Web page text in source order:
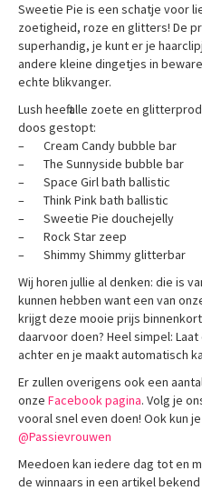
Sweetie Pie is een schatje voor
zoetigheid, roze en glitters! De
superhandig, je kunt er je
andere kleine dingetjes in
echte blikvanger.
Lush heeft alle zoete en
doos gestopt:
– Cream Candy bubble bar
– The Sunnyside bubble bar
– Space Girl bath ballistic
– Think Pink bath ballistic
– Sweetie Pie douchejelly
– Rock Star zeep
– Shimmy Shimmy glitterbar
Wij horen jullie al denken: die is
kunnen hebben want een van
krijgt deze mooie prijs
daarvoor doen? Heel simpel:
achter en je maakt automatisch
Er zullen overigens ook een
onze Facebook pagina. Volg je
vooral snel even doen! Ook kun
@Passievrouwen
Meedoen kan iedere dag tot en
de winnaars in een artikel bekend